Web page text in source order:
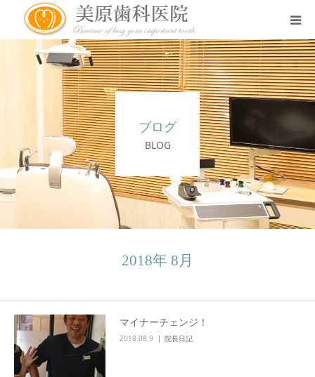
ブログ
BLOG
2018年 8月
マイナーチェンジ！
2018.08.9 院長日記
医院のコンセプト
診療案内
治療案内
アクセス